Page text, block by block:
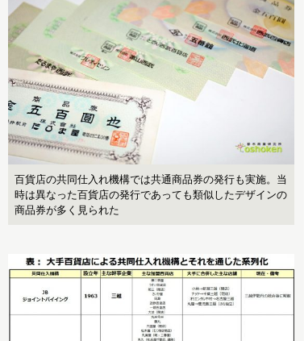
百貨店の共同仕入れ機構では共通商品券の発行も実施。当
時は異なった百貨店の発行であっても類似したデザインの
商品券が多く見られた